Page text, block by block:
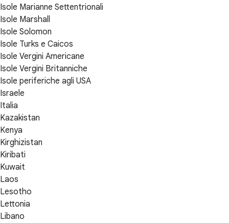
Isole Marianne Settentrionali
Isole Marshall
Isole Solomon
Isole Turks e Caicos
Isole Vergini Americane
Isole Vergini Britanniche
Isole periferiche agli USA
Israele
Italia
Kazakistan
Kenya
Kirghizistan
Kiribati
Kuwait
Laos
Lesotho
Lettonia
Libano